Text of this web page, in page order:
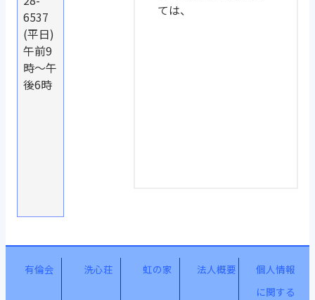
6537
(平日)
午前9
時～午
後6時
ては、
有倫会 洗心荘 虹の家 法人概要
個人情報
に関する